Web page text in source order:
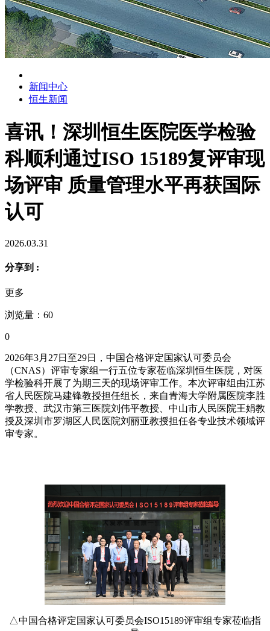
新闻中心
恒生新闻
喜讯！深圳恒生医院医学检验
科顺利通过ISO 15189复评审现
场评审 质量管理水平再获国际
认可
2026.03.31
分享到 :
更多
浏览量：60
0
2026年3月27日至29日，中国合格评定国家认可委员会
（CNAS）评审专家组一行五位专家莅临深圳恒生医院，对医
学检验科开展了为期三天的现场评审工作。本次评审组由江苏
省人民医院马建锋教授担任组长，来自青海大学附属医院李胜
学教授、武汉市第三医院刘伟平教授、中山市人民医院王娟教
授及深圳市罗湖区人民医院刘丽亚教授担任各专业技术领域评
审专家。
△中国合格评定国家认可委员会ISO15189评审组专家莅临指